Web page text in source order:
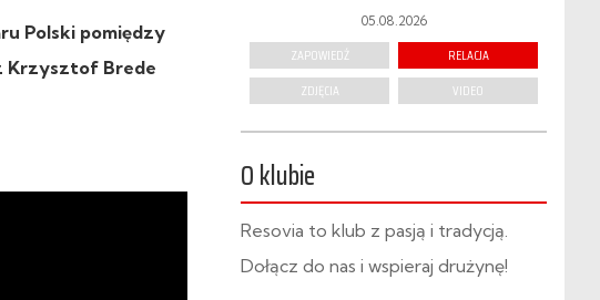
Polski pomiędzy
Krzysztof Brede
05.08.2026
ZAPOWIEDŹ
RELACJA
ZDJĘCIA
VIDEO
O klubie
Resovia to klub z pasją i tradycją.
Dołącz do nas i wspieraj drużynę!